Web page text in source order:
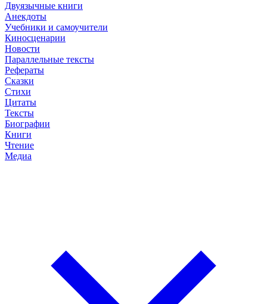
Двуязычные книги
Анекдоты
Учебники и самоучители
Киносценарии
Новости
Параллельные тексты
Рефераты
Сказки
Стихи
Цитаты
Тексты
Биографии
Книги
Чтение
Медиа